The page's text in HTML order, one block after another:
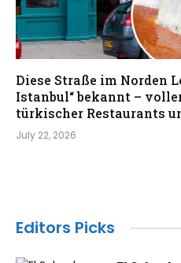
Diese Straße im Norden
Istanbul“ bekannt –
türkischer Restaurants
July 22, 2026
Editors Picks